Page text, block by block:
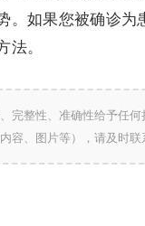
。如果您被确诊为
法。
完整性、准确性给予任
、图片等），请及时联